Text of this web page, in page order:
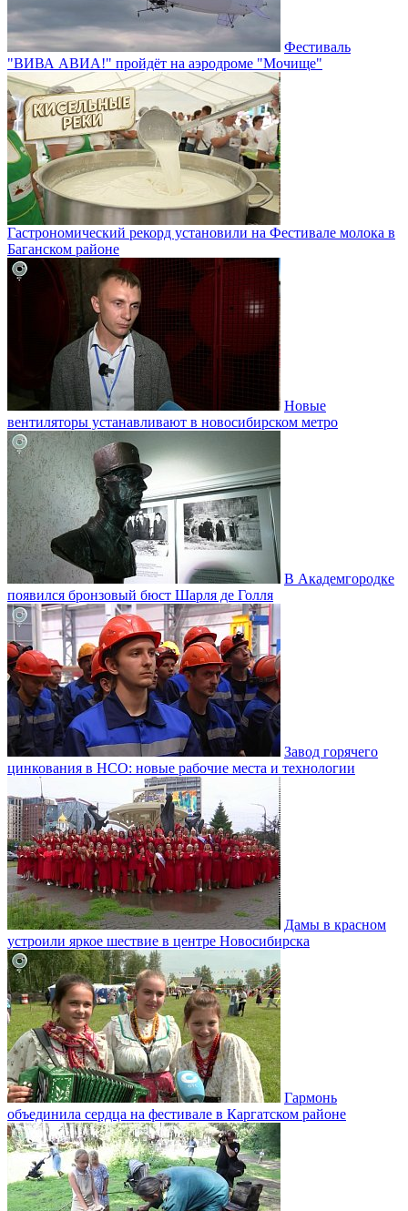
Фестиваль
"ВИВА АВИА!" пройдёт на аэродроме "Мочище"
Гастрономический рекорд установили на Фестивале молока в
Баганском районе
Новые
вентиляторы устанавливают в новосибирском метро
В Академгородке
появился бронзовый бюст Шарля де Голля
Завод горячего
цинкования в НСО: новые рабочие места и технологии
Дамы в красном
устроили яркое шествие в центре Новосибирска
Гармонь
объединила сердца на фестивале в Каргатском районе